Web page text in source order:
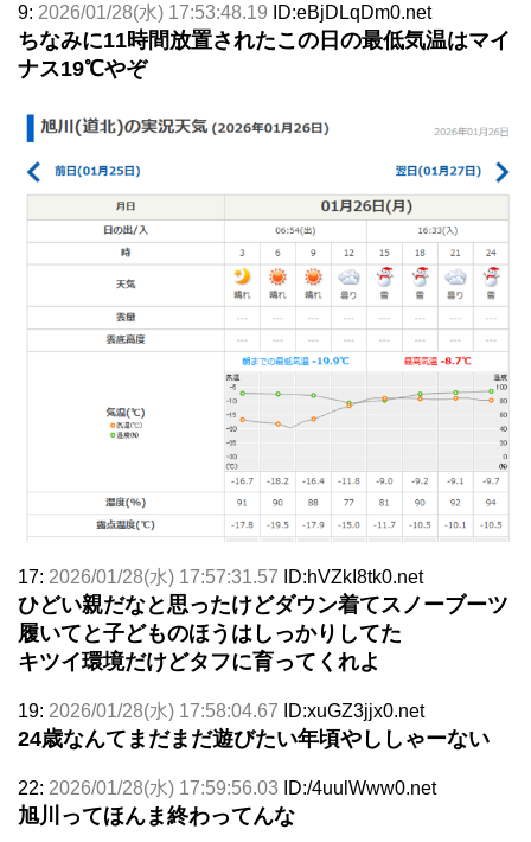
9: 2026/01/28(水) 17:53:48.19 ID:eBjDLqDm0.net
ちなみに11時間放置されたこの日の最低気温はマイ
ナス19℃やぞ
17: 2026/01/28(水) 17:57:31.57 ID:hVZkI8tk0.net
ひどい親だなと思ったけどダウン着てスノーブーツ
履いてと子どものほうはしっかりしてた
キツイ環境だけどタフに育ってくれよ
19: 2026/01/28(水) 17:58:04.67 ID:xuGZ3jjx0.net
24歳なんてまだまだ遊びたい年頃やししゃーない
22: 2026/01/28(水) 17:59:56.03 ID:/4uulWww0.net
旭川ってほんま終わってんな